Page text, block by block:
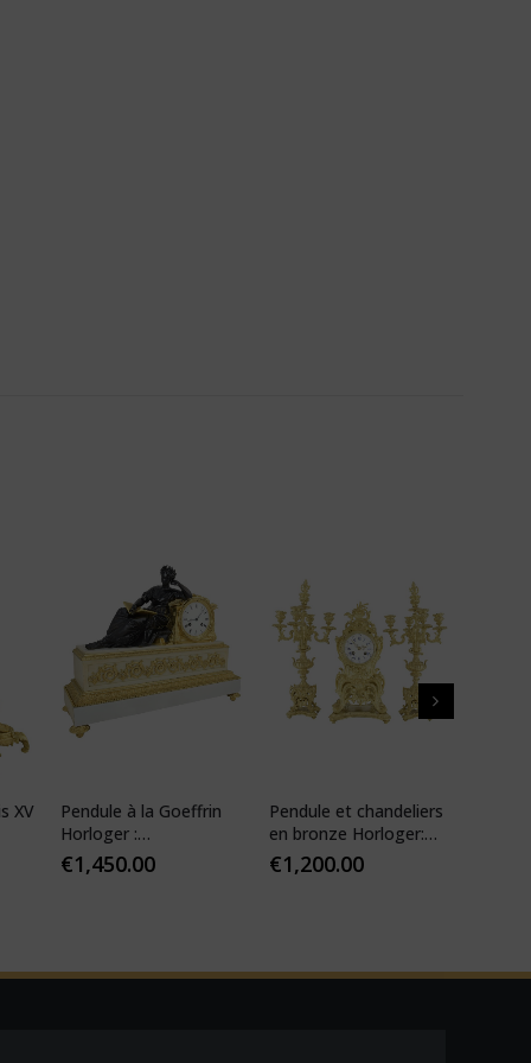
XV
Pendule à la Goeffrin
Horloger :
Desfontaines 1850
€1,450.00
Pendule et chandeliers
en bronze Horloger:
Mougin
€1,200.00